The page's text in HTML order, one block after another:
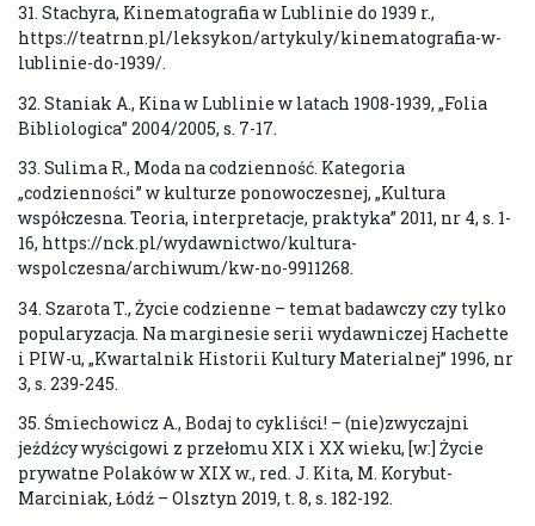
31. Stachyra, Kinematografia w Lublinie do 1939 r.,
https://teatrnn.pl/leksykon/artykuly/kinematografia-w-
lublinie-do-1939/.
32. Staniak A., Kina w Lublinie w latach 1908-1939, „Folia
Bibliologica” 2004/2005, s. 7-17.
33. Sulima R., Moda na codzienność. Kategoria
„codzienności” w kulturze ponowoczesnej, „Kultura
współczesna. Teoria, interpretacje, praktyka” 2011, nr 4, s. 1-
16, https://nck.pl/wydawnictwo/kultura-
wspolczesna/archiwum/kw-no-9911268.
34. Szarota T., Życie codzienne – temat badawczy czy tylko
popularyzacja. Na marginesie serii wydawniczej Hachette
i PIW-u, „Kwartalnik Historii Kultury Materialnej” 1996, nr
3, s. 239-245.
35. Śmiechowicz A., Bodaj to cykliści! – (nie)zwyczajni
jeźdźcy wyścigowi z przełomu XIX i XX wieku, [w:] Życie
prywatne Polaków w XIX w., red. J. Kita, M. Korybut-
Marciniak, Łódź – Olsztyn 2019, t. 8, s. 182-192.